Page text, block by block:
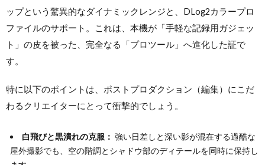
ップという驚異的なダイナミックレンジと、DLog2カラープロ
ファイルのサポート。これは、本機が「手軽な記録用ガジェッ
ト」の皮を被った、完全なる「プロツール」へ進化した証で
す。
特に以下のポイントは、ポストプロダクション（編集）にこだ
わるクリエイターにとって衝撃的でしょう。
白飛びと黒潰れの克服： 強い日差しと深い影が混在する過酷な
屋外撮影でも、空の階調とシャドウ部のディテールを同時に保持し